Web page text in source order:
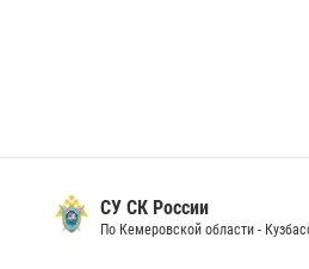
СУ СК России
По Кемеровской области -